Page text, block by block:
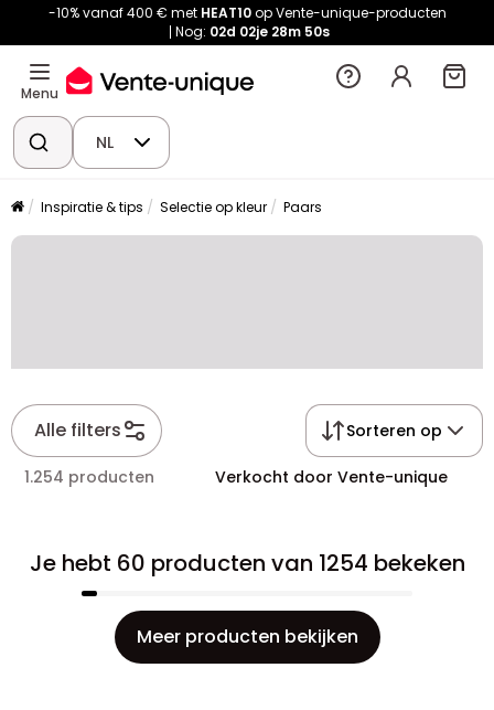
-10% vanaf 400 € met HEAT10op Vente-unique-producten
Nog: 02d 02je 28m 50s
Menu
NL
Inspiratie & tips Selectie op kleur Paars
Alle filters Sorteren op
1.254 producten Verkocht door Vente-unique
Je hebt 60 producten van 1254 bekeken
Meer producten bekijken